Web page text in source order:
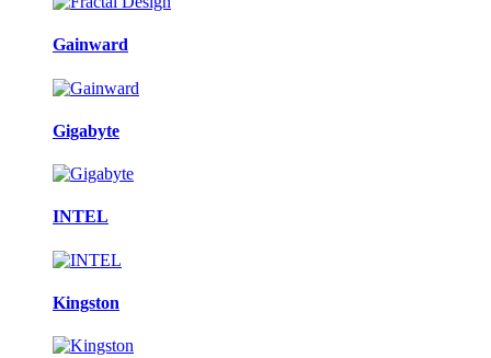
Gainward
Gigabyte
INTEL
Kingston